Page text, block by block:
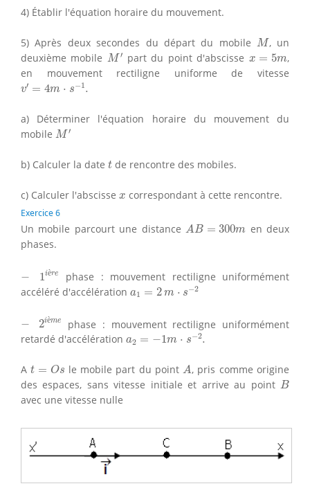
4) Établir l'équation horaire du mouvement.
5) Après deux secondes du départ du mobileM
M, un
deuxième mobile M ′
M′ part du point d'abscisse x = 5m
x=5 m ,
en mouvement rectiligne uniforme de vitesse
v′ = 4m ⋅ s−1.
v′= m⋅s−1.
a) Déterminer l'équation horaire du mouvement du
mobile M ′
M′
b) Calculer la date t
t de rencontre des mobiles.
c) Calculer l'abscisse x
x correspondant à cette rencontre.
Exercice 6
Un mobile parcourt une distance AB = 300m
A B= 300m
en deux
phases.
−
− 1ière
1ièr
phase : mouvement rectiligne uniformément
accéléré d'accélération a1 = 2m ⋅ s−2
a1=2m s−2
−
− 2ième
2ièm
phase : mouvement rectiligne uniformément
retardé d'accélération a2 = −1m ⋅ s−2.
a2=−1m ⋅s−2.
At = Os
t s le mobile part du pointA
A, pris comme origine
des espaces, sans vitesse initiale et arrive au point B
B
avec une vitesse nulle